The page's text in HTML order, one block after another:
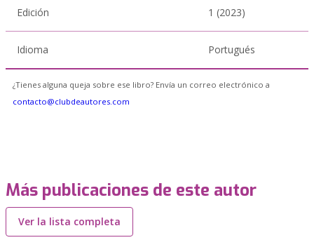
Edición 1 (2023)
Idioma Portugués
¿Tienes alguna queja sobre ese libro? Envía un correo electrónico a
contacto@clubdeautores.com
Más publicaciones de este autor
Ver la lista completa